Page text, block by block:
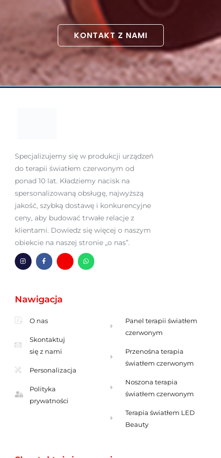
KONTAKT Z NAMI
Specjalizujemy się w produkcji urządzeń
do terapii światłem czerwonym od
ponad 10 lat. Kładziemy nacisk na
spersonalizowaną obsługę, najwyższą
jakość, szybką dostawę i konkurencyjne
ceny, aby budować trwałe relacje z
klientami. Dowiedz się więcej o naszym
obiekcie na naszej stronie „o nas”.
I
n
r
a
F
a
o
k
m
W
h
Nawigacja
O nas
Skontaktuj
się z nami
Personalizacja
Polityka
prywatności
Panel terapii światłem
czerwonym
Przenośna terapia
światłem czerwonym
Noszona terapia
światłem czerwonym
Terapia światłem LED
Beauty